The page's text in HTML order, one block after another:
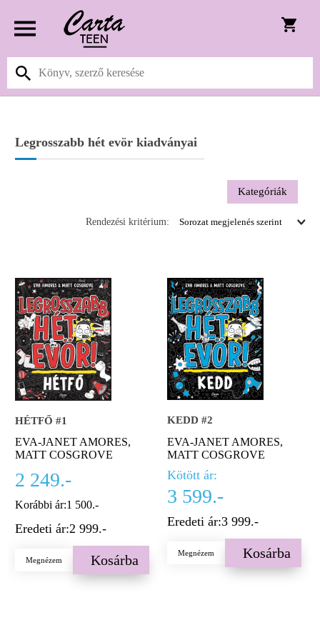
Legrosszabb hét evör kiadványai
Kategóriák
Rendezési kritérium:
HÉTFŐ #1
EVA-JANET AMORES,
MATT COSGROVE
2 249.-
Korábbi ár:1 500.-
Eredeti ár:2 999.-
Megnézem Kosárba
KEDD #2
EVA-JANET AMORES,
MATT COSGROVE
Kötött ár:
3 599.-
Eredeti ár:3 999.-
Megnézem Kosárba